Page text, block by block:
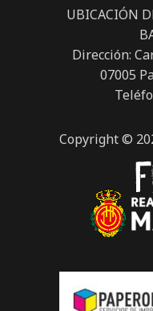
UBICACIÓN
Dirección:
07005
Copyright ©